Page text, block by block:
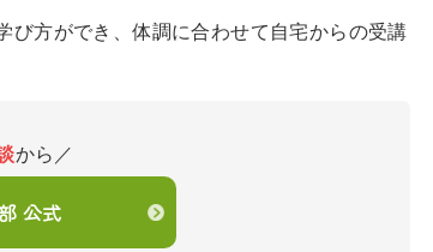
び方ができ、体調に合わせて自宅からの受講
から／
公式